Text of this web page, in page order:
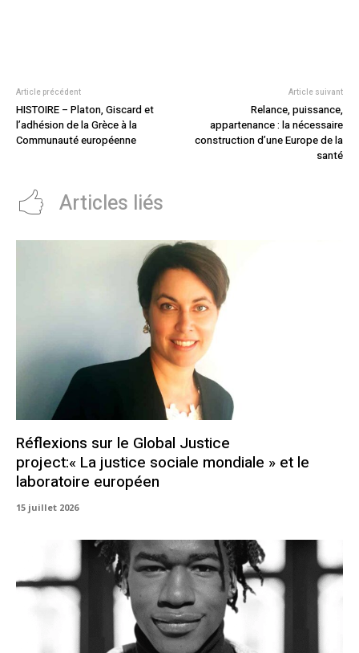
Article précédent
HISTOIRE – Platon, Giscard et
l’adhésion de la Grèce à la
Communauté européenne
Article suivant
Relance, puissance,
appartenance : la nécessaire
construction d’une Europe de la
santé
Articles liés
Réflexions sur le Global Justice
project:« La justice sociale mondiale » et le
laboratoire européen
15 juillet 2026